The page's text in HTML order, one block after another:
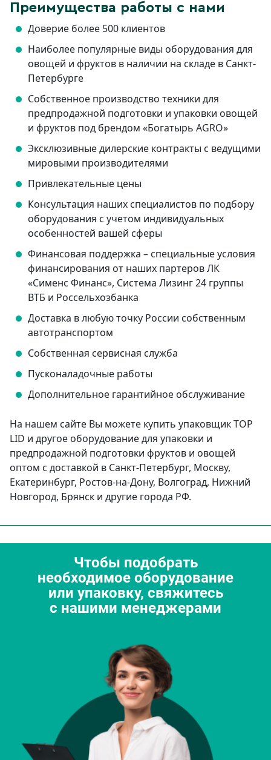
Преимущества работы с нами
Доверие более 500 клиентов
Наиболее популярные виды оборудования для
овощей и фруктов в наличии на складе в Санкт-
Петербурге
Собственное производство техники для
предпродажной подготовки и упаковки овощей
и фруктов под брендом «Богатырь AGRO»
Эксклюзивные дилерские контракты с ведущими
мировыми производителями
Привлекательные цены
Консультация наших специалистов по подбору
оборудования с учетом индивидуальных
особенностей вашей сферы
Финансовая поддержка – специальные условия
финансирования от наших партеров ЛК
«Сименс Финанс», Система Лизинг 24 группы
ВТБ и Россельхозбанка
Доставка в любую точку России собственным
автотранспортом
Собственная сервисная служба
Пусконаладочные работы
Дополнительное гарантийное обслуживание
На нашем сайте Вы можете купить упаковщик TOP
LID и другое оборудование для упаковки и
предпродажной подготовки фруктов и овощей
оптом с доставкой в Санкт-Петербург, Москву,
Екатеринбург, Ростов-на-Дону, Волгоград, Нижний
Новгород, Брянск и другие города РФ.
Чтобы подобрать
необходимое оборудование
или упаковку, свяжитесь
с нашими менеджерами